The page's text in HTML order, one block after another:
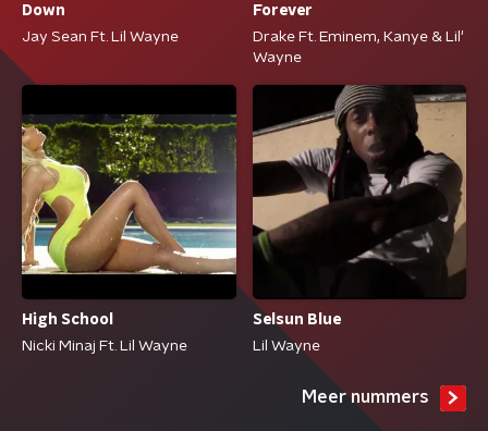
Down
Jay Sean Ft. Lil Wayne
Forever
Drake Ft. Eminem, Kanye & Lil'
Wayne
High School
Nicki Minaj Ft. Lil Wayne
Selsun Blue
Lil Wayne
Meer nummers